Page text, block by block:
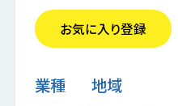
お気に入り登録
業種 地域